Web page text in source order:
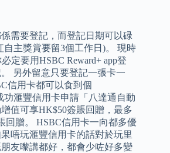
需要登記，而登記日期可以碌
主獎賞要留3個工作日)。 現時
定要用HSBC Reward+ app登
另外留意只要登記一張卡一
信用卡都可以食到個
功滙豐信用卡申請「八達通自動
值可享HK$50簽賬回贈，最多
回贈。 HSBC信用卡一向都多優
唔玩滙豐信用卡的話對於玩里
友嚟講都好，都會少咗好多變